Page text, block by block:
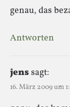
genau, das
Antworten
jenssagt:
16. März 2009 um